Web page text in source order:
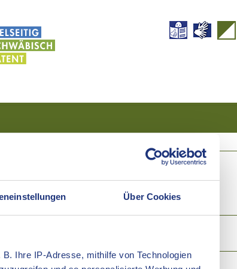
Über Cookies
Ihre IP-Adresse, mithilfe von Technologien
KONTAKT